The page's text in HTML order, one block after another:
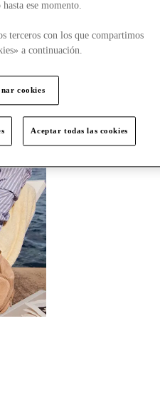
de marzo para los miembros
ese momento.
terceros con los que compartimos
a continuación.
cookies
Aceptar todas las cookies